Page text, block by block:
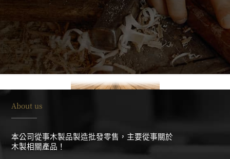
About us
本公司從事木製品製造批發零售，主要從事關於
木製相關產品！